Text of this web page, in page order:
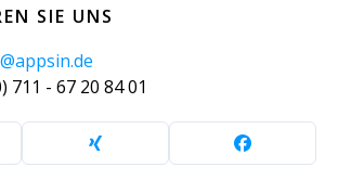
SIE UNS
711 - 67 20 84 01